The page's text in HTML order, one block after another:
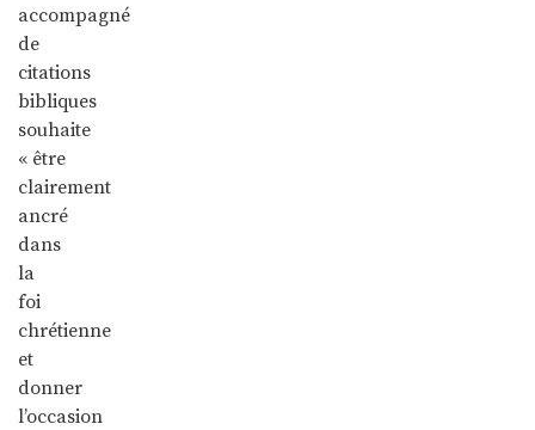
accompagné
de
citations
bibliques
souhaite
« être
clairement
ancré
dans
la
foi
chrétienne
et
donner
l’occasion